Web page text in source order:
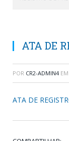
ATA DE
POR CR2-ADMIN4 EM
ATA DE